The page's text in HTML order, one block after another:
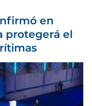
en
protegerá el